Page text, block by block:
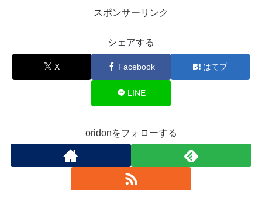
スポンサーリンク
シェアする
X Facebook はてブ
LINE
oridonをフォローする